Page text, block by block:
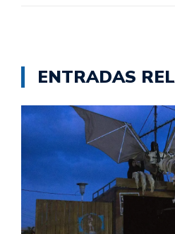
ENTRADAS